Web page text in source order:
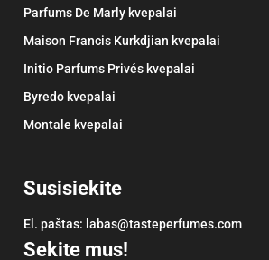
Parfums De Marly kvepalai
Maison Francis Kurkdjian kvepalai
Initio Parfums Privés kvepalai
Byredo kvepalai
Montale kvepalai
Susisiekite
El. paštas: labas@tasteperfumes.com
Sekite mus!